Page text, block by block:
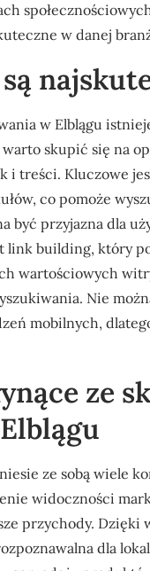
w danej
w Elblągu
skupić się na
i treści. Kluczowe
co pomoże
być przyjazna dla
link building, który
wartościowych
Nie
mobilnych,
ze
ze sobą wiele
widoczności
przychody. Dzięki
dla